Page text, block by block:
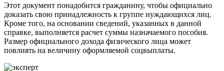
Этот документ понадобится гражданину, чтобы официально
доказать свою принадлежность к группе нуждающихся лиц.
Кроме того, на основании сведений, указанных в данной
справке, выполняется расчет суммы назначаемого пособия.
Размер официального дохода физического лица может
повлиять на величину оформляемой соцвыплаты.